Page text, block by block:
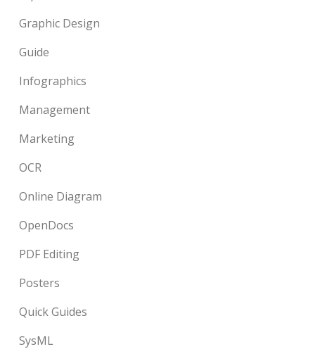
Graphic Design
Guide
Infographics
Management
Marketing
OCR
Online Diagram
OpenDocs
PDF Editing
Posters
Quick Guides
SysML